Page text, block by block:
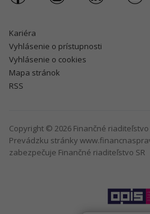
Kariéra
Vyhlásenie o prístupnosti
Vyhlásenie o cookies
Mapa stránok
RSS
Copyright © 2026 Finančné riaditeľstvo
Prevádzku stránky
zabezpečuje Finančné riaditeľstvo SR